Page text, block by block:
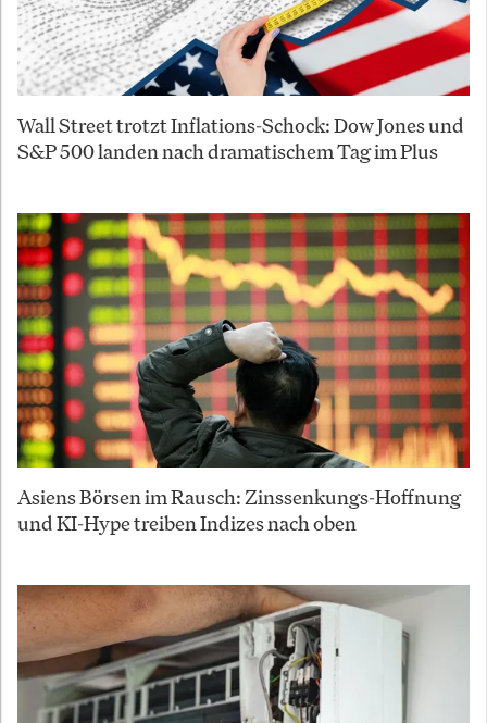
Wall Street trotzt Inflations-Schock: Dow Jones und
S&P 500 landen nach dramatischem Tag im Plus
Asiens Börsen im Rausch: Zinssenkungs-Hoffnung
und KI-Hype treiben Indizes nach oben